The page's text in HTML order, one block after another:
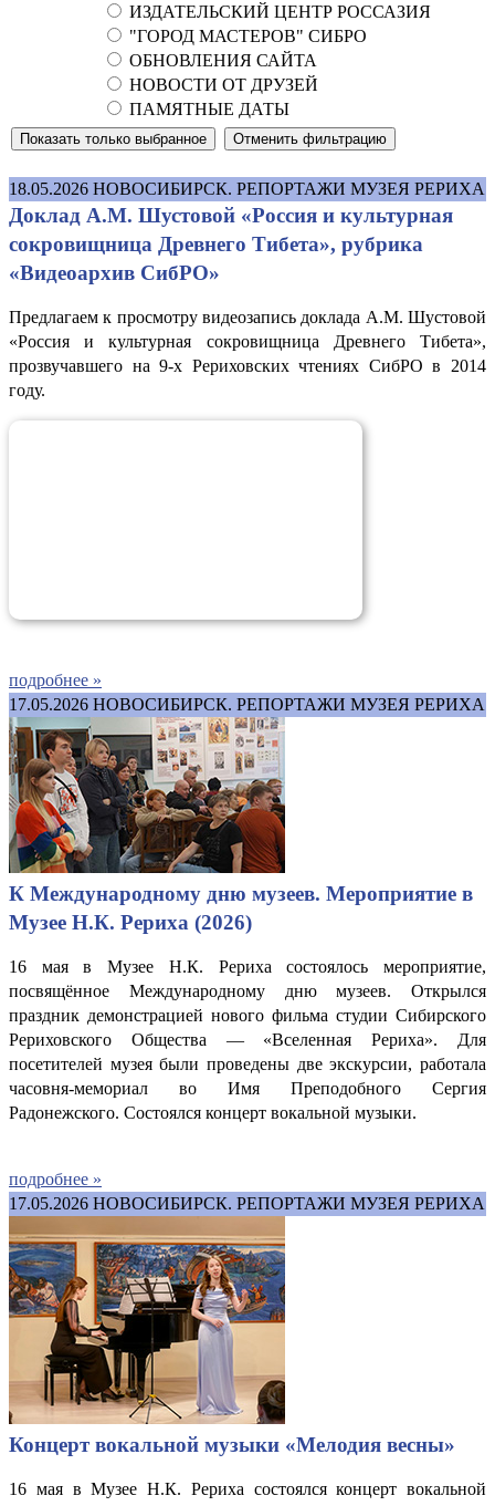
ИЗДАТЕЛЬСКИЙ ЦЕНТР РОССАЗИЯ
"ГОРОД МАСТЕРОВ" СИБРО
ОБНОВЛЕНИЯ САЙТА
НОВОСТИ ОТ ДРУЗЕЙ
ПАМЯТНЫЕ ДАТЫ
18.05.2026 НОВОСИБИРСК. РЕПОРТАЖИ МУЗЕЯ РЕРИХА
Доклад А.М. Шустовой «Россия и культурная
сокровищница Древнего Тибета», рубрика
«Видеоархив СибРО»
Предлагаем к просмотру видеозапись доклада А.М. Шустовой
«Россия и культурная сокровищница Древнего Тибета»,
прозвучавшего на 9-х Рериховских чтениях СибРО в 2014
году.
подробнее »
17.05.2026 НОВОСИБИРСК. РЕПОРТАЖИ МУЗЕЯ РЕРИХА
К Международному дню музеев. Мероприятие в
Музее Н.К. Рериха (2026)
16 мая в Музее Н.К. Рериха состоялось мероприятие,
посвящённое Международному дню музеев. Открылся
праздник демонстрацией нового фильма студии Сибирского
Рериховского Общества — «Вселенная Рериха». Для
посетителей музея были проведены две экскурсии, работала
часовня-мемориал во Имя Преподобного Сергия
Радонежского. Состоялся концерт вокальной музыки.
подробнее »
17.05.2026 НОВОСИБИРСК. РЕПОРТАЖИ МУЗЕЯ РЕРИХА
Концерт вокальной музыки «Мелодия весны»
16 мая в Музее Н.К. Рериха состоялся концерт вокальной